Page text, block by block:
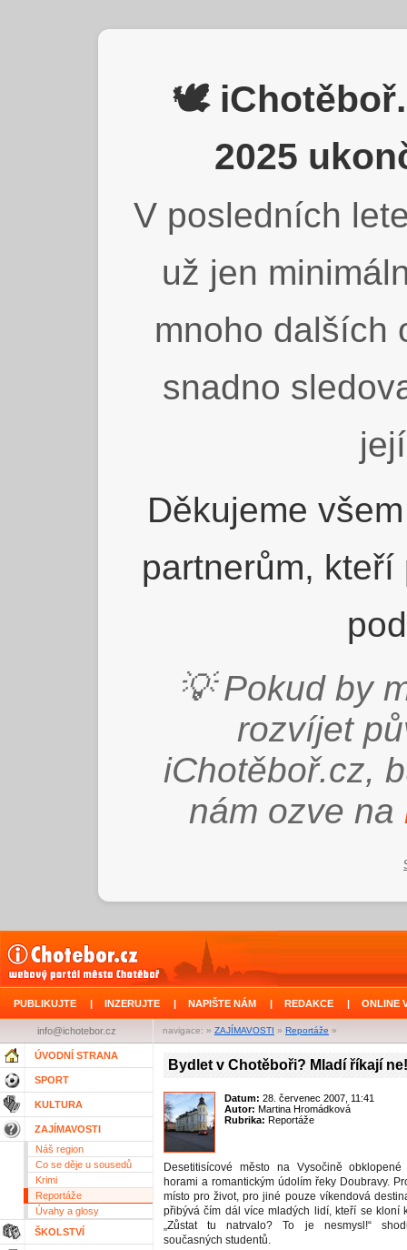
🕊️
2025
V posledních
už jen
mnoho dalších
snadno
Děkujeme
partnerům,
💡 Pokud by
rozvíjet
iChotěboř.cz,
nám ozve na
PUBLIKUJTE | INZERUJTE | NAPIŠTE NÁM | REDAKCE | ONLINE
navigace: » ZAJÍMAVOSTI » Reportáže »
info@ichotebor.cz
ÚVODNÍ STRANA
SPORT
KULTURA
ZAJÍMAVOSTI
Náš region
Co se děje u sousedů
Krimi
Reportáže
Úvahy a glosy
ŠKOLSTVÍ
Bydlet v Chotěboři? Mladí říkají ne!
Datum: 28. červenec 2007, 11:41
Autor: Martina Hromádková
Rubrika: Reportáže
Desetitisícové město na Vysočině obklopené
horami a romantickým údolím řeky Doubravy.
místo pro život, pro jiné pouze víkendová
přibývá čím dál více mladých lidí, kteří se kloní
„Zůstat tu natrvalo? To je nesmysl!“
současných studentů.